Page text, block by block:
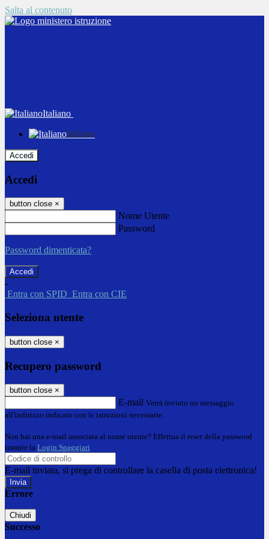
Salta al contenuto
Italiano
Italiano
Accedi
Accedi
button close ×
Nome Utente
Password
Password dimenticata?
-
Entra con SPID Entra con CIE
Seleziona utente
button close ×
Recupero password
button close ×
E-mail Verrà inviato un messaggio
all'indirizzo indicato con le istruzioni necessarie.
Non hai una e-mail associata al nome utente? Effettua il reset della password
tramite la Login Spaggiari
E-mail inviata, si prega di controllare la casella di posta elettronica!
Errore
Chiudi
Successo